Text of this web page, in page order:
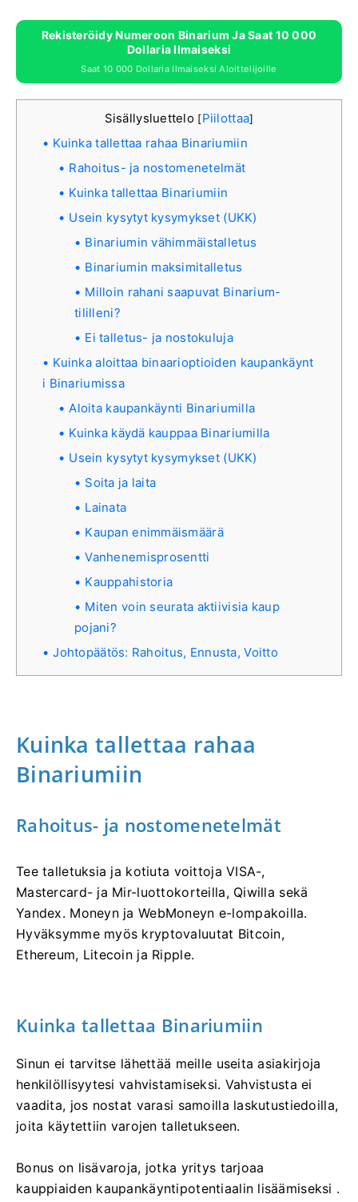
Rekisteröidy Numeroon Binarium Ja Saat 10 000
Dollaria Ilmaiseksi
Saat 10 000 Dollaria Ilmaiseksi Aloittelijoille
Sisällysluettelo [Piilottaa]
Kuinka tallettaa rahaa Binariumiin
Rahoitus- ja nostomenetelmät
Kuinka tallettaa Binariumiin
Usein kysytyt kysymykset (UKK)
Binariumin vähimmäistalletus
Binariumin maksimitalletus
Milloin rahani saapuvat Binarium-
tililleni?
Ei talletus- ja nostokuluja
Kuinka aloittaa binaarioptioiden kaupankäynt
i Binariumissa
Aloita kaupankäynti Binariumilla
Kuinka käydä kauppaa Binariumilla
Usein kysytyt kysymykset (UKK)
Soita ja laita
Lainata
Kaupan enimmäismäärä
Vanhenemisprosentti
Kauppahistoria
Miten voin seurata aktiivisia kaup
pojani?
Johtopäätös: Rahoitus, Ennusta, Voitto
Kuinka tallettaa rahaa
Binariumiin
Rahoitus- ja nostomenetelmät
Tee talletuksia ja kotiuta voittoja VISA-,
Mastercard- ja Mir-luottokorteilla, Qiwilla sekä
Yandex. Moneyn ja WebMoneyn e-lompakoilla.
Hyväksymme myös kryptovaluutat Bitcoin,
Ethereum, Litecoin ja Ripple.
Kuinka tallettaa Binariumiin
Sinun ei tarvitse lähettää meille useita asiakirjoja
henkilöllisyytesi vahvistamiseksi. Vahvistusta ei
vaadita, jos nostat varasi samoilla laskutustiedoilla,
joita käytettiin varojen talletukseen.
Bonus on lisävaroja, jotka yritys tarjoaa
kauppiaiden kaupankäyntipotentiaalin lisäämiseksi .